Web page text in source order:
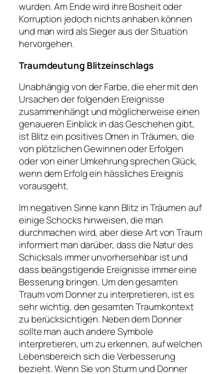
wurden. Am Ende wird ihre Bosheit oder
Korruption jedoch nichts anhaben können
und man wird als Sieger aus der Situation
hervorgehen.
Traumdeutung Blitzeinschlags
Unabhängig von der Farbe, die eher mit den
Ursachen der folgenden Ereignisse
zusammenhängt und möglicherweise einen
genaueren Einblick in das Geschehen gibt,
ist Blitz ein positives Omen in Träumen, die
von plötzlichen Gewinnen oder Erfolgen
oder von einer Umkehrung sprechen Glück,
wenn dem Erfolg ein hässliches Ereignis
vorausgeht.
Im negativen Sinne kann Blitz in Träumen auf
einige Schocks hinweisen, die man
durchmachen wird, aber diese Art von Traum
informiert man darüber, dass die Natur des
Schicksals immer unvorhersehbar ist und
dass beängstigende Ereignisse immer eine
Besserung bringen. Um den gesamten
Traum vom Donner zu interpretieren, ist es
sehr wichtig, den gesamten Traumkontext
zu berücksichtigen. Neben dem Donner
sollte man auch andere Symbole
interpretieren, um zu erkennen, auf welchen
Lebensbereich sich die Verbesserung
bezieht. Wenn Sie von Sturm und Donner